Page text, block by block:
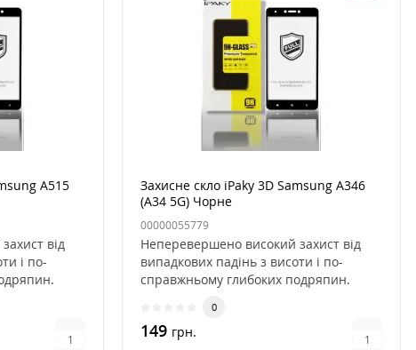
A515
від
і по-
Захисне скло iPaky 3D Samsung A346
(A34 5G) Чорне
00000055779
Неперевершено високий захист від
випадкових падінь з висоти і по-
справжньому глибоких подряпин.
0
149 грн.